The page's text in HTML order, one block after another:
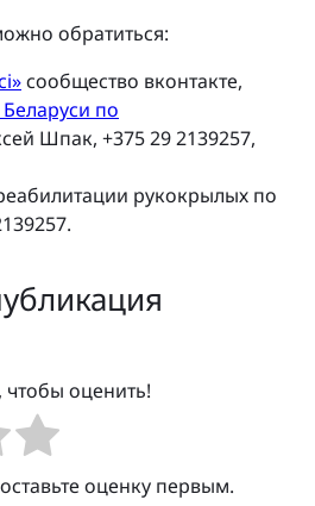
обратиться:
сообщество вконтакте,
по
Шпак, +375 29 2139257,
рукокрылых по
чтобы оценить!
оценку первым.